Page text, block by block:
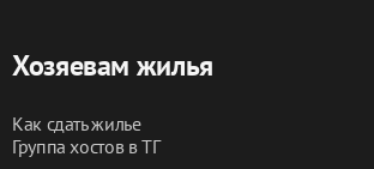
Хозяевам жилья
Как сдать жилье
Группа хостов в ТГ